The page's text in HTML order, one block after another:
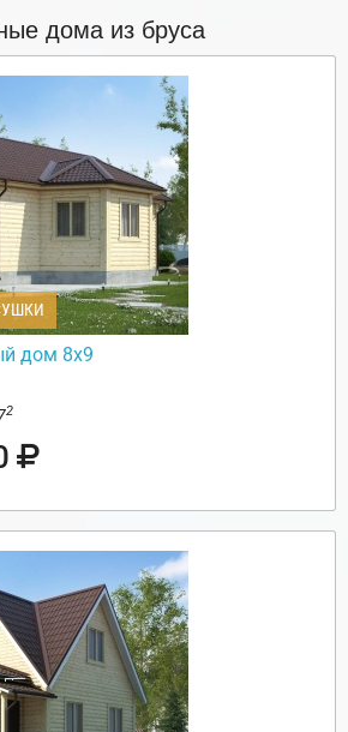
дома из бруса
дом 8х9
2